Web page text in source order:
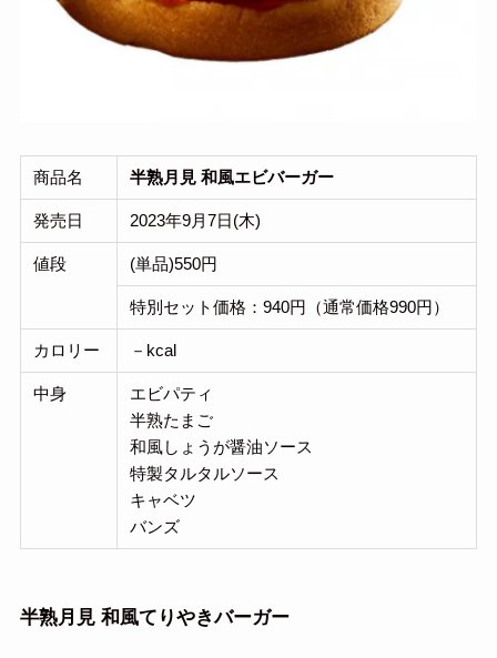
商品名 半熟月見 和風エビバーガー
発売日 2023年9月7日(木)
値段 (単品)550円
特別セット価格：940円（通常価格990円）
カロリー －kcal
中身
エビパティ
半熟たまご
和風しょうが醤油ソース
特製タルタルソース
キャベツ
バンズ
半熟月見 和風てりやきバーガー